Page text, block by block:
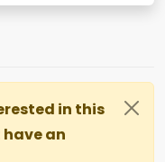
in this
an